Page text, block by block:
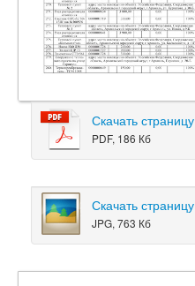
Скачать страницу
PDF, 186 Кб
Скачать страницу
JPG, 763 Кб